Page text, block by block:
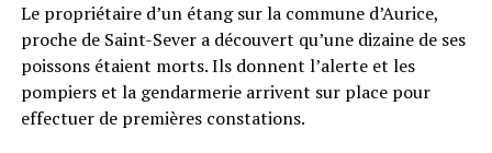
Le propriétaire d’un étang sur la commune d’Aurice,
proche de Saint-Sever a découvert qu’une dizaine de ses
poissons étaient morts. Ils donnent l’alerte et les
pompiers et la gendarmerie arrivent sur place pour
effectuer de premières constations.